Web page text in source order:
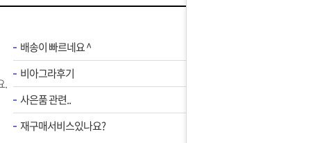
.
배송이 빠르네요 ^
비아그라후기
사은품 관련..
재구매서비스있나요?